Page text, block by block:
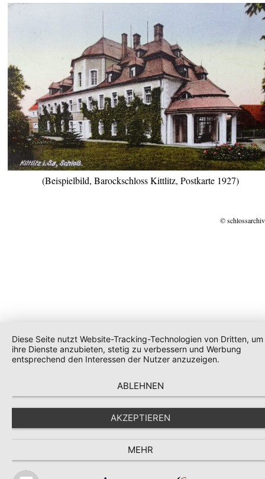
(Beispielbild, Barockschloss Kittlitz, Postkarte 1927)
©
Diese Seite nutzt Website-Tracking-Technologien von Dritten, um
ihre Dienste anzubieten, stetig zu verbessern und Werbung
entsprechend den Interessen der Nutzer anzuzeigen.
ABLEHNEN
AKZEPTIEREN
MEHR